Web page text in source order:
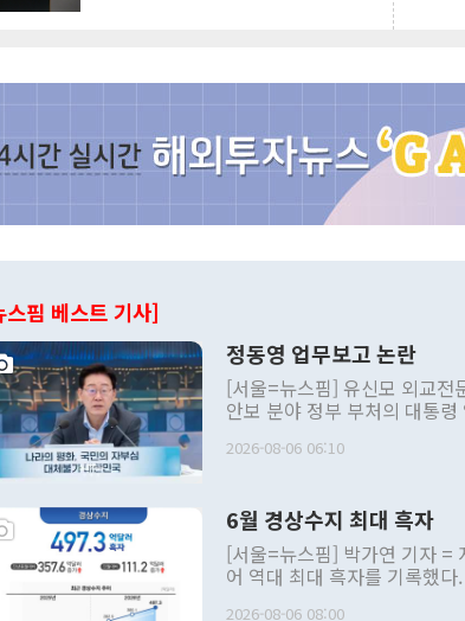
스핌 베스트 기사]
정동영 업무보고 논란
[서울=뉴스핌] 유신모 외교전
안보 분야 정부 부처의 대통
발언 중에는 정부 내 조율을
주의적 희망에 근거한 비현실
관의 대북 정책 관련 발언이
관 부처 장관이 공개적으로
관의 무리한 대북 접근법과 월
다. [정동영 통일부 장관이 지난달 23일 오후 서울 종로구 정부서울청사에
2026-08-06 06:10
6월 경상수지 최대 흑자
[서울=뉴스핌] 박가연 기자 =
어 역대 최대 흑자를 기록했
2026-08-06 08:00